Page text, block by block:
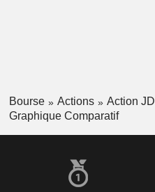
Bourse Actions Action JD
Graphique Comparatif